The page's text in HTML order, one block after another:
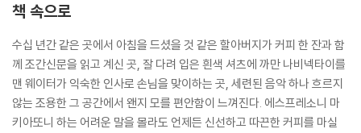
친구가 콕 찍은 도쿄 완소남 -모스버거
지도 볼 줄 모르는 여자 -카츠산도
오모테산도, 길 위의 추억 -커피 브레이크
처녀들의 도쿄몸살 -우나쥬
[Tokyo Sweets 06] <맛차 파르페>& <맛차 바바로아>
◎ 알아두면 손해 안 보는 <식탁 일본어>
책 속으로
수십 년간 같은 곳에서 아침을 드셨을 것 같은 할아버지가 커피 한 잔과 함
께 조간신문을 읽고 계신 곳, 잘 다려 입은 흰색 셔츠에 까만 나비넥타이를
맨 웨이터가 익숙한 인사로 손님을 맞이하는 곳, 세련된 음악 하나 흐르지
않는 조용한 그 공간에서 왠지 모를 편안함이 느껴진다. 에스프레소니 마
키아또니 하는 어려운 말을 몰라도 언제든 신선하고 따끈한 커피를 마실